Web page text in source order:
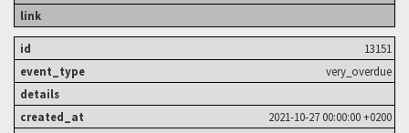
13151
very_overdue
2021-10-27 00:00:00 +0200